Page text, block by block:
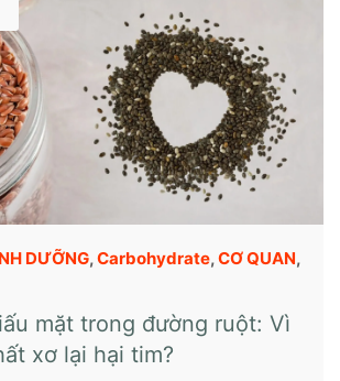
DƯỠNG,Carbohydrate,CƠ QUAN,
mặt trong đường ruột: Vì
xơ lại hại tim?